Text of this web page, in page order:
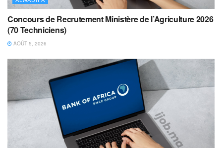
Concours de Recrutement Ministère de l’Agriculture 2026
(70 Techniciens)
AOÛT 5, 2026